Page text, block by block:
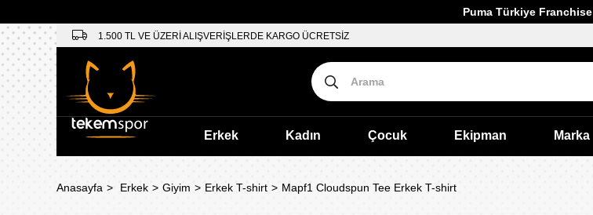
Puma Türkiye Franchise
1.500 TL VE ÜZERİ ALIŞVERİŞLERDE KARGO ÜCRETSİZ
Erkek Kadın Çocuk Ekipman Marka
Anasayfa Erkek Giyim Erkek T-shirt Mapf1 Cloudspun Tee Erkek T-shirt